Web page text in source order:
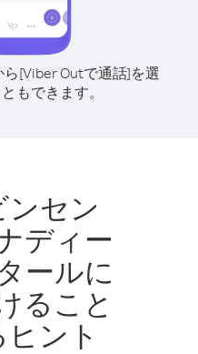
[Viber Outで通話]を選
もできます。
ンセン
ディー
ールに
ること
ント